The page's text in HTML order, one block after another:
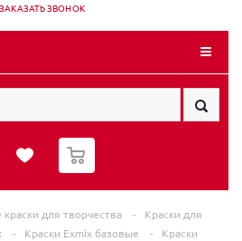
ЗАКАЗАТЬ ЗВОНОК
0
для творчества -
Краски для
- Краски Exmix базовые -
Краски